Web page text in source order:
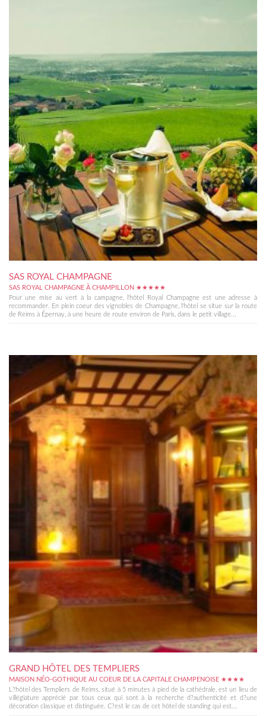
SAS ROYAL CHAMPAGNE
SAS ROYAL CHAMPAGNE À CHAMPILLON ★★★★★
Pour une mise au vert à la campagne, l'hôtel Royal Champagne est une adresse à
recommander. En plein coeur des vignobles de Champagne, l'hôtel se situe sur la route
de Reims à Épernay, à une heure de route environ de Paris, dans le petit village...
GRAND HÔTEL DES TEMPLIERS
MAISON NÉO-GOTHIQUE AU COEUR DE LA CAPITALE CHAMPENOISE ★★★★
L?hôtel des Templiers de Reims, situé à 5 minutes à pied de la cathédrale, est un lieu de
villégiature apprécié par tous ceux qui sont à la recherche d?authenticité et d?une
décoration classique et distinguée. C?est le cas de cet hôtel de standing qui est...